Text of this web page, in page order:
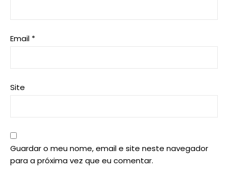
Email *
Site
Guardar o meu nome, email e site neste navegador
para a próxima vez que eu comentar.